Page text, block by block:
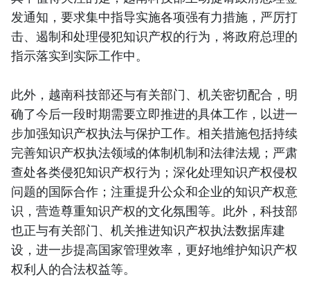
发通知，要求集中指导实施各项强有力措施，严厉打
击、遏制和处理侵犯知识产权的行为，将政府总理的
指示落实到实际工作中。
此外，越南科技部还与有关部门、机关密切配合，明
确了今后一段时期需要立即推进的具体工作，以进一
步加强知识产权执法与保护工作。相关措施包括持续
完善知识产权执法领域的体制机制和法律法规；严肃
查处各类侵犯知识产权行为；深化处理知识产权侵权
问题的国际合作；注重提升公众和企业的知识产权意
识，营造尊重知识产权的文化氛围等。此外，科技部
也正与有关部门、机关推进知识产权执法数据库建
设，进一步提高国家管理效率，更好地维护知识产权
权利人的合法权益等。